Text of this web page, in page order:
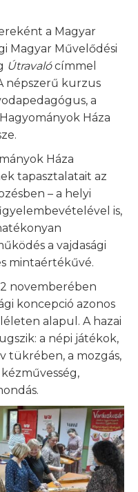
a Magyar
Magyar Művelődési
Útravalócímmel
népszerű kurzus
a
Háza
Háza
tapasztalatait az
– a helyi
is,
a vajdasági
mintaértékűvé.
novemberében
koncepció azonos
alapul. A hazai
a népi játékok,
tükrében, a mozgás,